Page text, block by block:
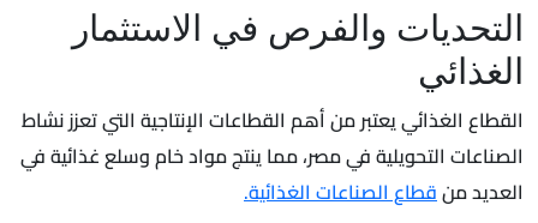
التحديات والفرص في الاستثمار
الغذائي
القطاع الغذائي يعتبر من أهم القطاعات الإنتاجية التي تعزز نشاط
الصناعات التحويلية في مصر، مما ينتج مواد خام وسلع غذائية في
العديد منقطاع الصناعات الغذائية.